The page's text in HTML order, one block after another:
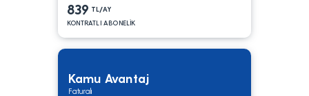
839 TL/AY
KONTRATLI ABONELİK
Kamu Avantaj
Faturalı